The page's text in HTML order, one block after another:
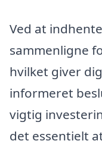
Ved at
sammenligne
hvilket giver
informeret
vigtig
det essentielt